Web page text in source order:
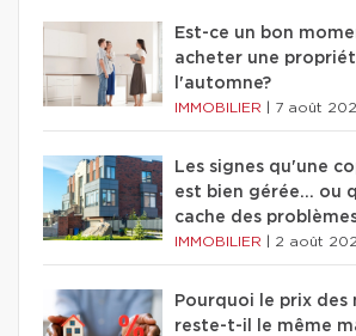
Est-ce un bon
acheter une
l'automne?
IMMOBILIER 7 août
Les signes qu'une
est bien gérée… ou
cache des
IMMOBILIER 2 août
Pourquoi le prix des
reste-t-il le même